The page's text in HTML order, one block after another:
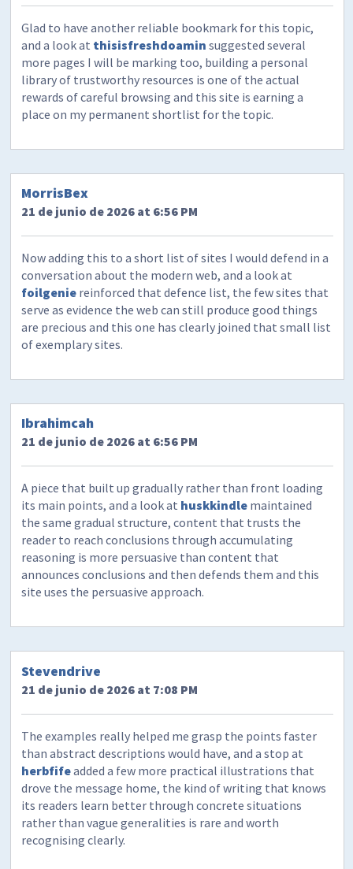
Glad to have another reliable bookmark for this topic,
and a look at thisisfreshdoamin suggested several
more pages I will be marking too, building a personal
library of trustworthy resources is one of the actual
rewards of careful browsing and this site is earning a
place on my permanent shortlist for the topic.
MorrisBex
21 de junio de 2026 at 6:56 PM
Now adding this to a short list of sites I would defend in a
conversation about the modern web, and a look at
foilgenie reinforced that defence list, the few sites that
serve as evidence the web can still produce good things
are precious and this one has clearly joined that small list
of exemplary sites.
Ibrahimcah
21 de junio de 2026 at 6:56 PM
A piece that built up gradually rather than front loading
its main points, and a look at huskkindle maintained
the same gradual structure, content that trusts the
reader to reach conclusions through accumulating
reasoning is more persuasive than content that
announces conclusions and then defends them and this
site uses the persuasive approach.
Stevendrive
21 de junio de 2026 at 7:08 PM
The examples really helped me grasp the points faster
than abstract descriptions would have, and a stop at
herbfifeadded a few more practical illustrations that
drove the message home, the kind of writing that knows
its readers learn better through concrete situations
rather than vague generalities is rare and worth
recognising clearly.